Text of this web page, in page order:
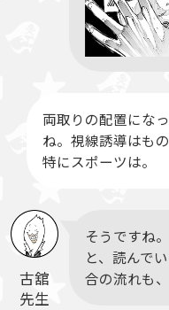
両取りの配置にな
ね。視線誘導はも
特にスポーツは。
古舘
先生
そうですね
と、読んで
合の流れも